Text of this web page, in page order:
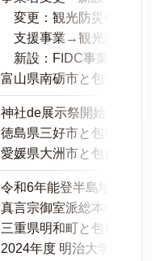
変更：観光防災研究事
支援事業→観光防災
新設：FIDC事業・そな
富山県南砺市と包括連
神社de展示祭開始
徳島県三好市と包括連携
愛媛県大洲市と包括連携
令和6年能登半島地震現
真言宗御室派総本山 仁和
三重県明和町と包括連携
2024年度 明治大学リバ